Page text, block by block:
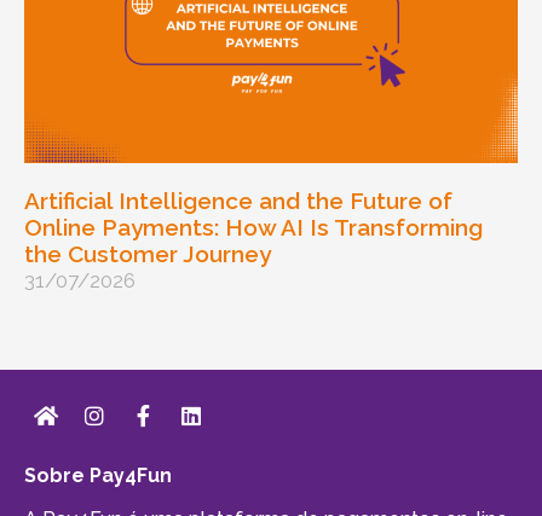
Artificial Intelligence and the Future of
Online Payments: How AI Is Transforming
the Customer Journey
31/07/2026
Sobre Pay4Fun